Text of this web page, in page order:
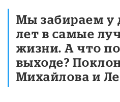
Мы забираем у
лет в самые
жизни. А что
выходе?
Михайлова и